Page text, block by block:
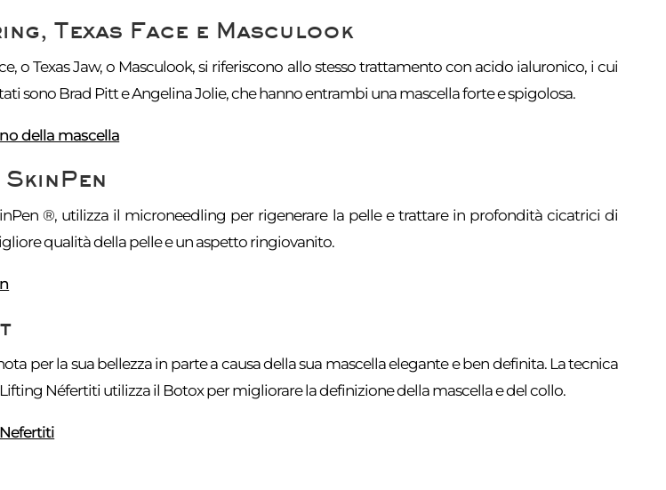
Texas Face e Masculook
o Texas Jaw, o Masculook, si riferiscono allo stesso trattamento con acido ialuronico, i cui
sono Brad Pitt e Angelina Jolie, che hanno entrambi una mascella forte e spigolosa.
della mascella
®, utilizza il microneedling per rigenerare la pelle e trattare in profondità cicatrici di
qualità della pelle e un aspetto ringiovanito.
per la sua bellezza in parte a causa della sua mascella elegante e ben definita. La tecnica
Néfertiti utilizza il Botox per migliorare la definizione della mascella e del collo.